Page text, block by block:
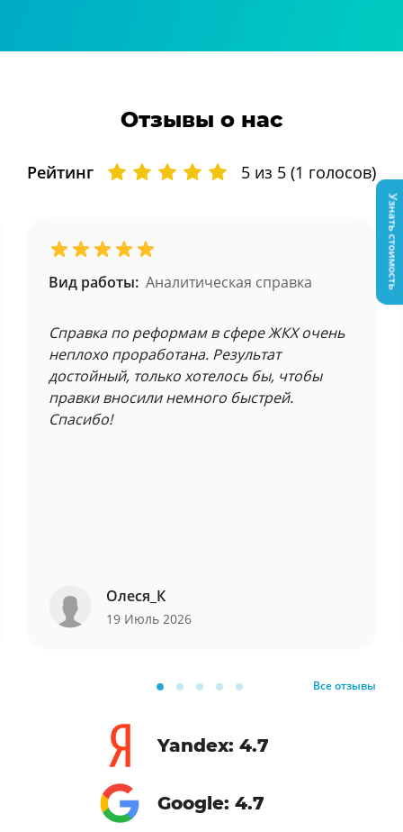
Отзывы о нас
Рейтинг 5 из 5 (1 голосов)
Вид работы: Аналитическая справка
Справка по реформам в сфере ЖКХ очень
неплохо проработана. Результат
достойный, только хотелось бы, чтобы
правки вносили немного быстрей.
Спасибо!
Олеся_К
19 Июль 2026
Все отзывы
Yandex: 4.7
Google: 4.7
Узнать стоимость